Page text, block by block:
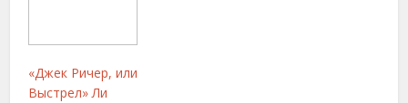
«Джек Ричер, или
Выстрел» Ли